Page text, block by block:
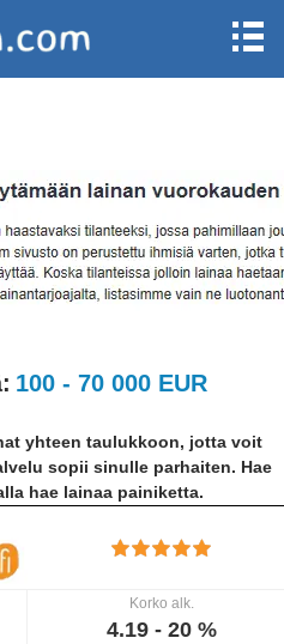
100 - 70 000 EUR
yhteen taulukkoon, jotta voit
sopii sinulle parhaiten. Hae
hae lainaa painiketta.
Korko alk.
4.19 - 20 %